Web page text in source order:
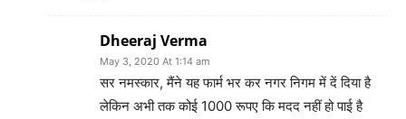
Dheeraj Verma
May 3, 2020 At 1:14 am
सर नमस्कार, मैंने यह फार्म भर कर नगर निगम में दें दिया है
लेकिन अभी तक कोई 1000 रूपए कि मदद नहीं हो पाई है